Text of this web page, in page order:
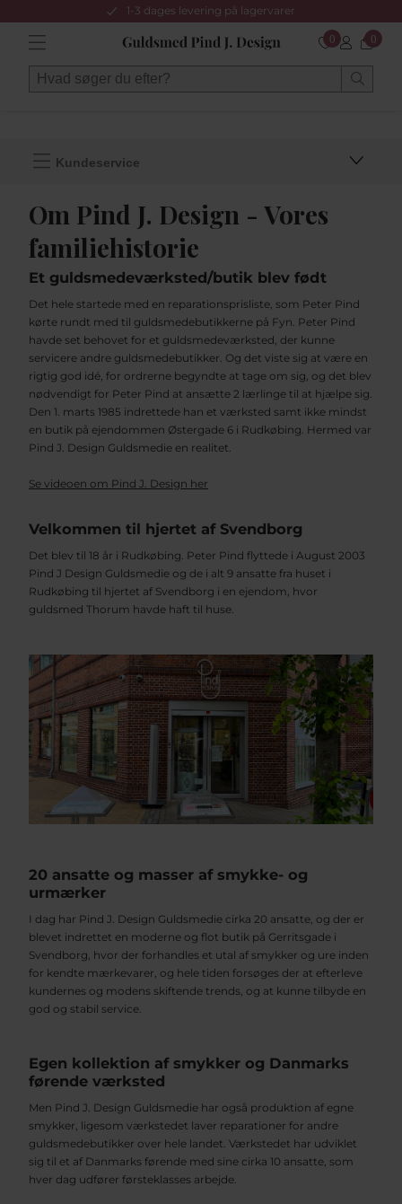
1-3 dages levering på lagervarer
0 0
Kundeservice
Om Pind J. Design - Vores
familiehistorie
Et guldsmedeværksted/butik blev født
Det hele startede med en reparationsprisliste, som Peter Pind
kørte rundt med til guldsmedebutikkerne på Fyn. Peter Pind
havde set behovet for et guldsmedeværksted, der kunne
servicere andre guldsmedebutikker. Og det viste sig at være en
rigtig god idé, for ordrerne begyndte at tage om sig, og det blev
nødvendigt for Peter Pind at ansætte 2 lærlinge til at hjælpe sig.
Den 1. marts 1985 indrettede han et værksted samt ikke mindst
en butik på ejendommen Østergade 6 i Rudkøbing. Hermed var
Pind J. Design Guldsmedie en realitet.
Se videoen om Pind J. Design her
Velkommen til hjertet af Svendborg
Det blev til 18 år i Rudkøbing. Peter Pind flyttede i August 2003
Pind J Design Guldsmedie og de i alt 9 ansatte fra huset i
Rudkøbing til hjertet af Svendborg i en ejendom, hvor
guldsmed Thorum havde haft til huse.
20 ansatte og masser af smykke- og
urmærker
I dag har Pind J. Design Guldsmedie cirka 20 ansatte, og der er
blevet indrettet en moderne og flot butik på Gerritsgade i
Svendborg, hvor der forhandles et utal af smykker og ure inden
for kendte mærkevarer, og hele tiden forsøges der at efterleve
kundernes og modens skiftende trends, og at kunne tilbyde en
god og stabil service.
Egen kollektion af smykker og Danmarks
førende værksted
Men Pind J. Design Guldsmedie har også produktion af egne
smykker, ligesom værkstedet laver reparationer for andre
guldsmedebutikker over hele landet. Værkstedet har udviklet
sig til et af Danmarks førende med sine cirka 10 ansatte, som
hver dag udfører førsteklasses arbejde.